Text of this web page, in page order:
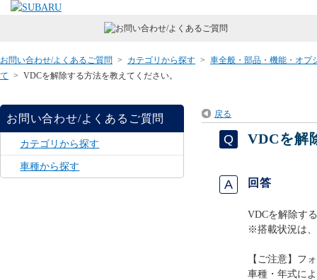
お問い合わせ/よくあるご質問 > カテゴリから探す > 車全般・部品・機能・オプ
て > VDCを解除する方法を教えてください。
お問い合わせ/よくあるご質問
カテゴリから探す
車種から探す
戻る
VDCを解
回答
VDCを解除す
※搭載状況は
【ご注意】フ
車種・年式に